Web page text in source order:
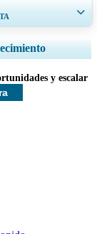
Perfiles
sobre el usuario
y escalar